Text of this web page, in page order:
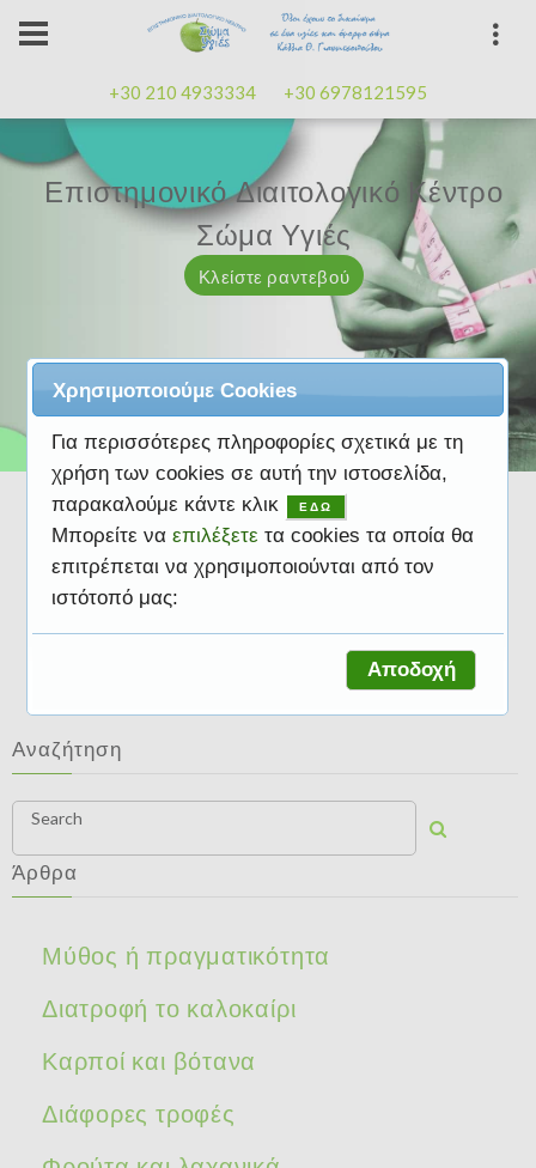
+30 210 4933334 +30 6978121595
Επαγγελματισμός, εμπειρίακαλή
διάθεση
Κλείστε ραντεβού
Επιστημονικό Διαιτολογικό Κέντρο
Σώμα Υγιές
Κλείστε ραντεβού
Μαζί μας μπορείτε
Κλείστε ραντεβού
Επαγγελματισμός, εμπειρίακαλή
διάθεση
Κλείστε ραντεβού
Επιστημονικό Διαιτολογικό Κέντρο
Σώμα Υγιές
Κλείστε ραντεβού
Διατροφή το καλοκαίρι
Αναζήτηση
Search
Άρθρα
Μύθος ή πραγματικότητα
Διατροφή το καλοκαίρι
Καρποί και βότανα
Διάφορες τροφές
Χρησιμοποιούμε Cookies
Για περισσότερες πληροφορίες σχετικά με τη
χρήση των cookies σε αυτή την ιστοσελίδα,
παρακαλούμε κάντε κλικ
ΕΔΩ
Μπορείτε να επιλέξετε τα cookies τα οποία θα
επιτρέπεται να χρησιμοποιούνται από τον
ιστότοπό μας:
Αποδοχή